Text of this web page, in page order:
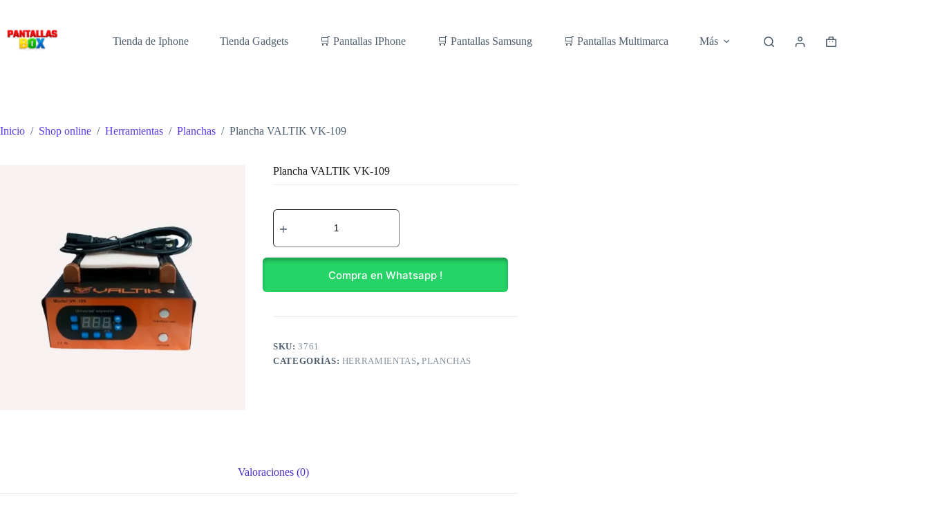
contenido
Tienda de Iphone
Tienda Gadgets 🛒 Pantallas IPhone 🛒 Pantallas Samsung 🛒 Pantallas Multimarca Más
Carro
Inicio / Shop online / Herramientas / Planchas / Plancha VALTIK VK-109
Plancha VALTIK VK-109
Plancha
VALTIK
109
cantidad
Compra en Whatsapp !
SKU:3761
CATEGORÍAS: HERRAMIENTAS, PLANCHAS
Valoraciones (0)